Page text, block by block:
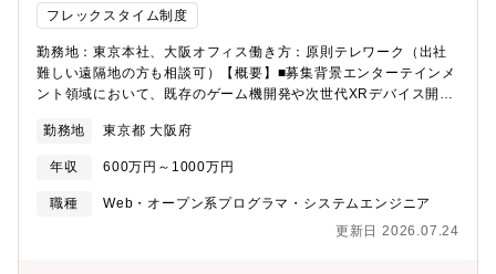
フレックスタイム制度
勤務地：東京本社、大阪オフィス働き方：原則テレワーク（出社
難しい遠隔地の方も相談可）【概要】■募集背景エンターテインメ
ント領域において、既存のゲーム機開発や次世代XRデバイス開発
社はこれまで組込みソフトウェア開発を強みとしてきましたが、
XR領域の拡大に向けてゲームエンジンやUI/UX開発の知見を持つ
人材の採用を進めています。【業務内容】エンターテインメント
領域（ゲーム／XR／VR／AR／MR）の開発案件へ参画いただき
ンドサービス開発・次世代XRヘッドマウントディスプレイ開発・
勤務地 東京都 大阪府
年収 600万円～1000万円
職種
Web・オープン系プログラマ・システムエンジニア
更新日 2026.07.24